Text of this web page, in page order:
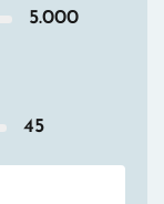
5.000
45